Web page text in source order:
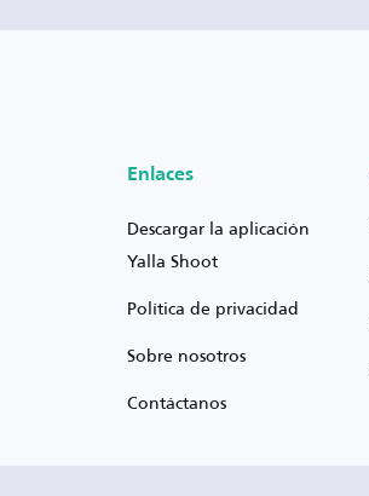
Enlaces
Descargar la aplicación
Yalla Shoot
Política de privacidad
Sobre nosotros
Contáctanos